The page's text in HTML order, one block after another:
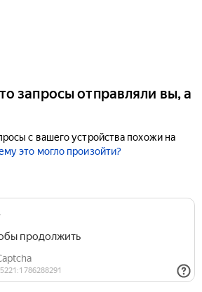
запросы отправляли вы, а
с вашего устройства похожи на
это могло произойти?